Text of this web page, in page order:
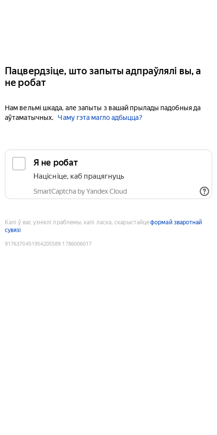
Пацвердзіце, што запыты адпраўлялі вы, а
не робат
Нам вельмі шкада, але запыты з вашай прылады падобныя да
аўтаматычных.
Чаму гэта магло адбыцца?
Я не робат
Націсніце, каб працягнуць
SmartCaptcha by Yandex Cloud
Калі ў вас узніклі праблемы, калі ласка, скарыстайцеформай зваротнай
сувязі
9176370451954205589:1786006017